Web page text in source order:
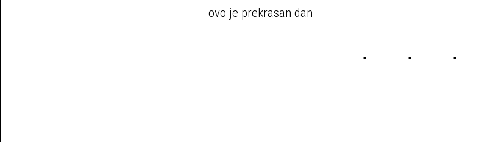
ovo je prekrasan dan